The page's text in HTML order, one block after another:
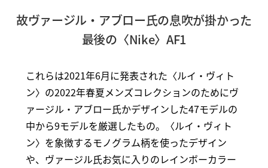
故ヴァージル・アブロー氏の息吹が掛かった
最後の〈Nike〉AF1
これらは2021年6月に発表された〈ルイ・ヴィト
ン〉の2022年春夏メンズコレクションのためにヴ
ァージル・アブロー氏かデザインした47モデルの
中から9モデルを厳選したもの。〈ルイ・ヴィト
ン〉を象徴するモノグラム柄を使ったデザイン
や、ヴァージル氏お気に入りのレインボーカラー